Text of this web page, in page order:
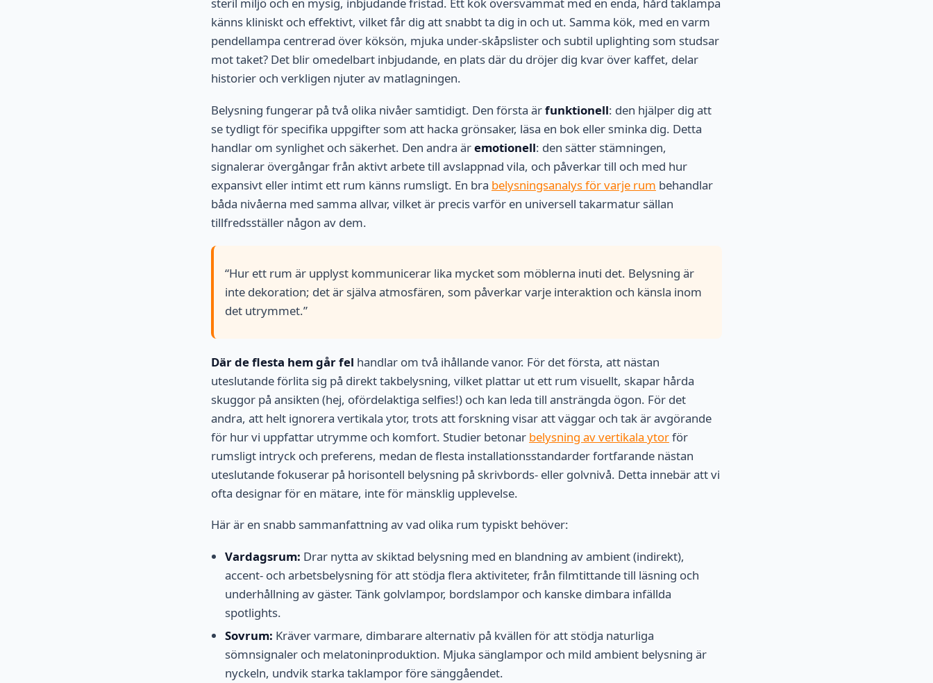
steril miljö och en mysig, inbjudande fristad. Ett kök översvämmat med en enda, hård taklampa
känns kliniskt och effektivt, vilket får dig att snabbt ta dig in och ut. Samma kök, med en varm
pendellampa centrerad över köksön, mjuka under-skåpslister och subtil uplighting som studsar
mot taket? Det blir omedelbart inbjudande, en plats där du dröjer dig kvar över kaffet, delar
historier och verkligen njuter av matlagningen.
Belysning fungerar på två olika nivåer samtidigt. Den första ärfunktionell: den hjälper dig att
se tydligt för specifika uppgifter som att hacka grönsaker, läsa en bok eller sminka dig. Detta
handlar om synlighet och säkerhet. Den andra äremotionell: den sätter stämningen,
signalerar övergångar från aktivt arbete till avslappnad vila, och påverkar till och med hur
expansivt eller intimt ett rum känns rumsligt. En bra belysningsanalys för varje rum behandlar
båda nivåerna med samma allvar, vilket är precis varför en universell takarmatur sällan
tillfredsställer någon av dem.
“Hur ett rum är upplyst kommunicerar lika mycket som möblerna inuti det. Belysning är
inte dekoration; det är själva atmosfären, som påverkar varje interaktion och känsla inom
det utrymmet.”
Där de flesta hem går fel handlar om två ihållande vanor. För det första, att nästan
uteslutande förlita sig på direkt takbelysning, vilket plattar ut ett rum visuellt, skapar hårda
skuggor på ansikten (hej, ofördelaktiga selfies!) och kan leda till ansträngda ögon. För det
andra, att helt ignorera vertikala ytor, trots att forskning visar att väggar och tak är avgörande
för hur vi uppfattar utrymme och komfort. Studier betonar belysning av vertikala ytorför
rumsligt intryck och preferens, medan de flesta installationsstandarder fortfarande nästan
uteslutande fokuserar på horisontell belysning på skrivbords- eller golvnivå. Detta innebär att vi
ofta designar för en mätare, inte för mänsklig upplevelse.
Här är en snabb sammanfattning av vad olika rum typiskt behöver:
Vardagsrum: Drar nytta av skiktad belysning med en blandning av ambient (indirekt),
accent- och arbetsbelysning för att stödja flera aktiviteter, från filmtittande till läsning och
underhållning av gäster. Tänk golvlampor, bordslampor och kanske dimbara infällda
spotlights.
Sovrum: Kräver varmare, dimbarare alternativ på kvällen för att stödja naturliga
sömnsignaler och melatoninproduktion. Mjuka sänglampor och mild ambient belysning är
nyckeln, undvik starka taklampor före sänggåendet.